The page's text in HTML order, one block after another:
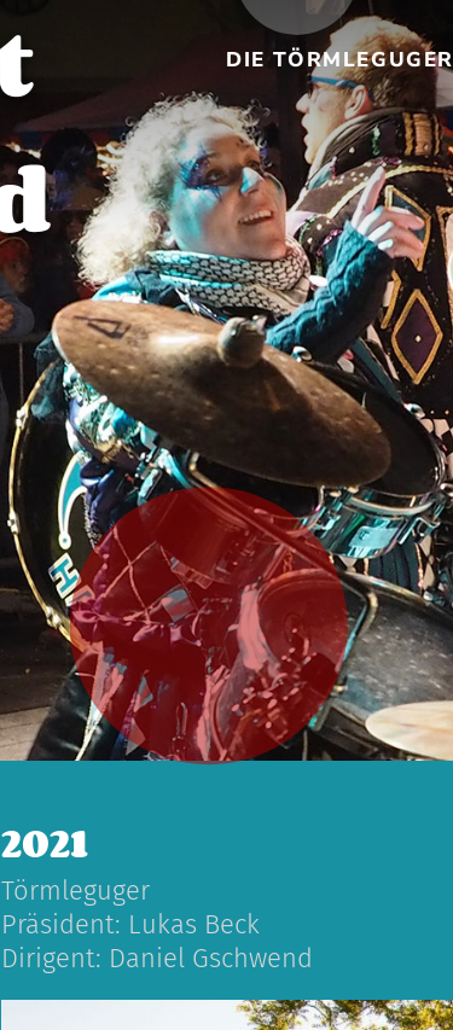
DIE TÖRMLEGUGER
2021
Törmleguger
Präsident: Lukas Beck
Dirigent: Daniel Gschwend